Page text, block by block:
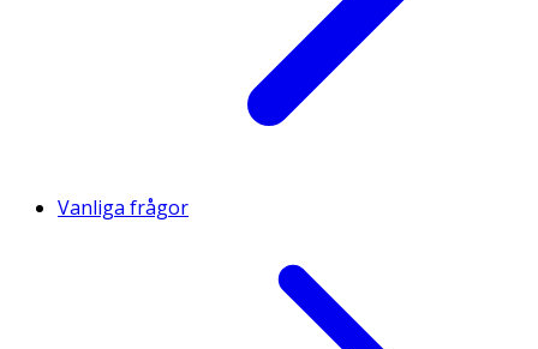
Vanliga frågor